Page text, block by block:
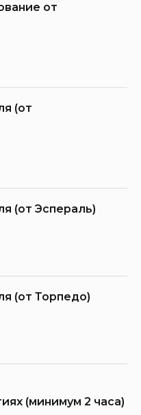
от
(от
(от Эспераль)
(от Торпедо)
(минимум 2 часа)